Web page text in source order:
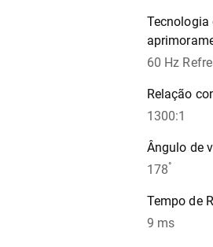
Tecnologia
60 Hz
Relação
1300:1
Ângulo de
178°
Tempo de
9 ms